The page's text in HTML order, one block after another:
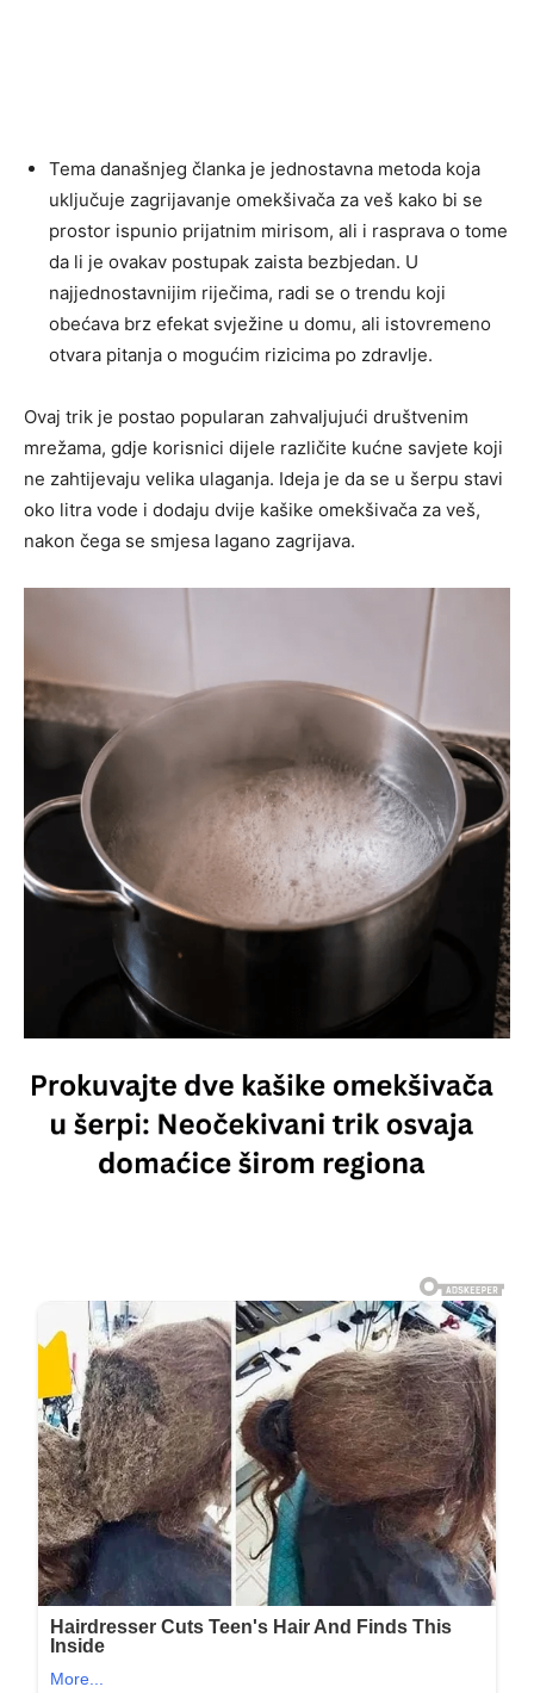
Tema današnjeg članka je jednostavna metoda koja
uključuje zagrijavanje omekšivača za veš kako bi se
prostor ispunio prijatnim mirisom, ali i rasprava o tome
da li je ovakav postupak zaista bezbjedan. U
najjednostavnijim riječima, radi se o trendu koji
obećava brz efekat svježine u domu, ali istovremeno
otvara pitanja o mogućim rizicima po zdravlje.
Ovaj trik je postao popularan zahvaljujući društvenim
mrežama, gdje korisnici dijele različite kućne savjete koji
ne zahtijevaju velika ulaganja. Ideja je da se u šerpu stavi
oko litra vode i dodaju dvije kašike omekšivača za veš,
nakon čega se smjesa lagano zagrijava.